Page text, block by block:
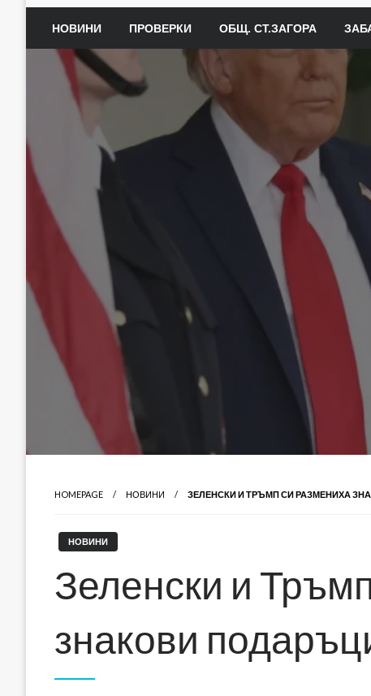
НОВИНИ ПРОВЕРКИ ОБЩ. СТ.ЗАГОРА
HOMEPAGE НОВИНИ ЗЕЛЕНСКИ И ТРЪМП СИ РАЗМЕНИХА
НОВИНИ
Зеленски и
знакови